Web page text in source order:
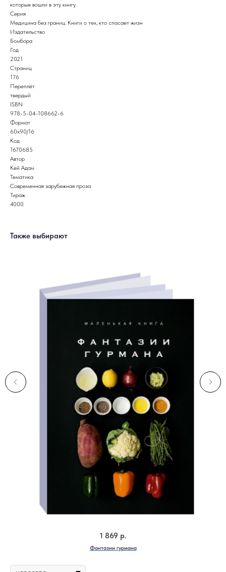
которые вошли в эту книгу.
Серия
Медицина без границ. Книги о тех, кто спасает жизн
Издательство
Бомбора
Год
2021
Страниц
176
Переплёт
твердый
ISBN
978-5-04-108662-6
Формат
60x90/16
Код
1670685
Автор
Кей Адам
Тематика
Современная зарубежная проза
Тираж
4000
Также выбирают
Фантазии гурмана
1 869 р.